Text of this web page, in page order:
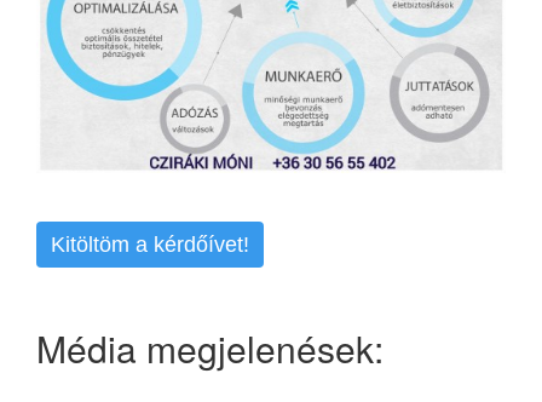
Kitöltöm a kérdőívet!
Média megjelenések: